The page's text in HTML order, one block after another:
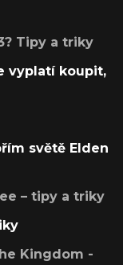
Tipy a triky
vyplatí koupit,
světě Elden
– tipy a triky
Kingdom -